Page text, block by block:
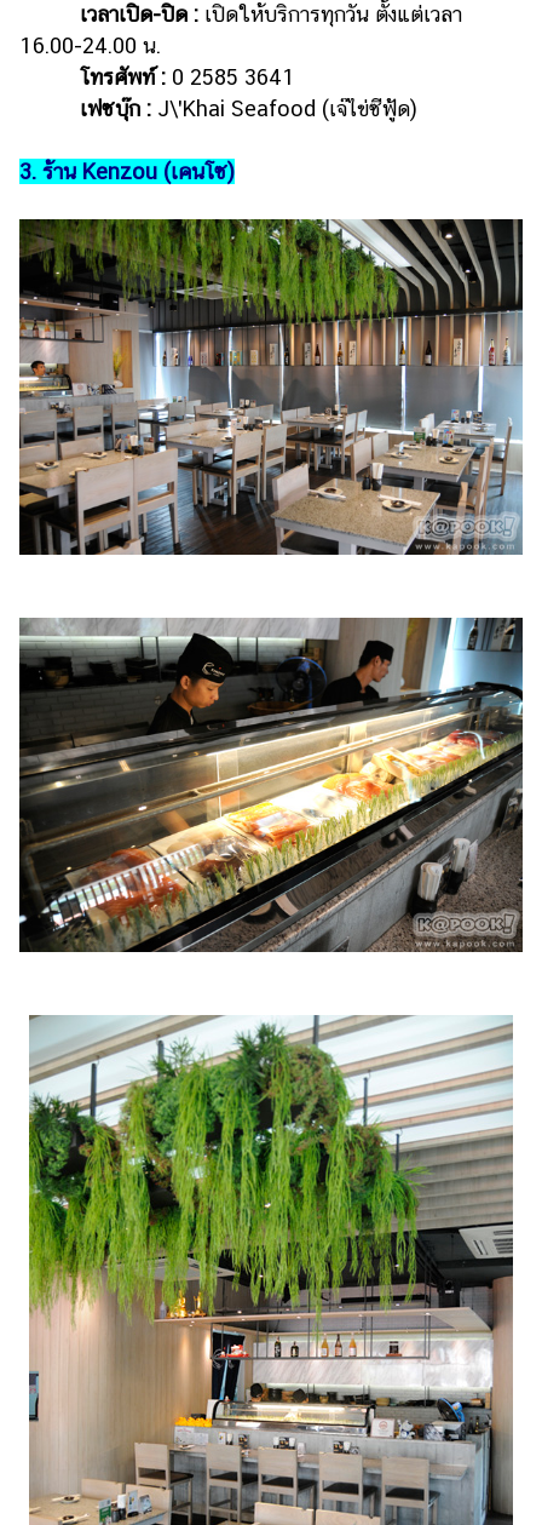
เวลาเปิด-ปิด : เปิดให้บริการทุกวัน ตั้งแต่เวลา
16.00-24.00 น.
โทรศัพท์ : 0 2585 3641
เฟซบุ๊ก : J\'Khai Seafood (เจ๊ไข่ซีฟู้ด)
3. ร้าน Kenzou (เคนโซ)